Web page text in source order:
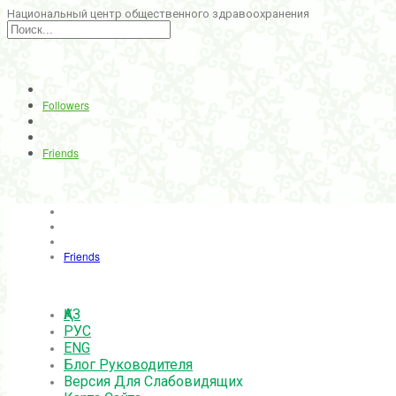
Национальный центр общественного здравоохранения
Followers
Friends
Friends
ҚАЗ
РУС
ENG
Блог Руководителя
Версия Для Слабовидящих